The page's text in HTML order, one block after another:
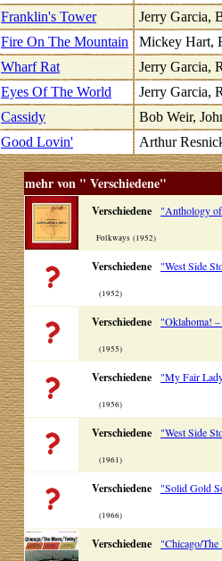
Franklin's Tower
Jerry Garcia,
Fire On The Mountain
Mickey Hart,
Wharf Rat
Jerry Garcia,
Eyes Of The World
Jerry Garcia,
Cassidy
Bob Weir,
Good Lovin' Arthur
mehr von " Verschiedene"
Verschiedene "Anthology
Folkways (1952)
Verschiedene "West Side
(1952)
Verschiedene "Oklahoma!
(1955)
Verschiedene "My Fair
(1956)
Verschiedene "West Side
(1961)
Verschiedene "Solid Gold
(1966)
Verschiedene "Chicago/